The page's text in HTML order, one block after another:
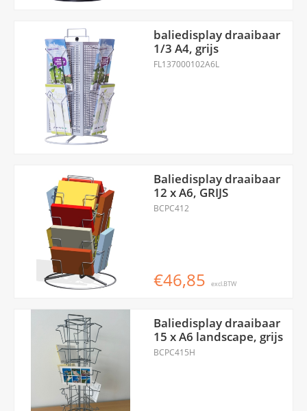
baliedisplay draaibaar
1/3 A4, grijs
FL137000102A6L
Baliedisplay draaibaar
12 x A6, GRIJS
BCPC412
€46,85 excl.BTW
Baliedisplay draaibaar
15 x A6 landscape, grijs
BCPC415H